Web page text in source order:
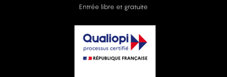
Entrée libre et gratuite